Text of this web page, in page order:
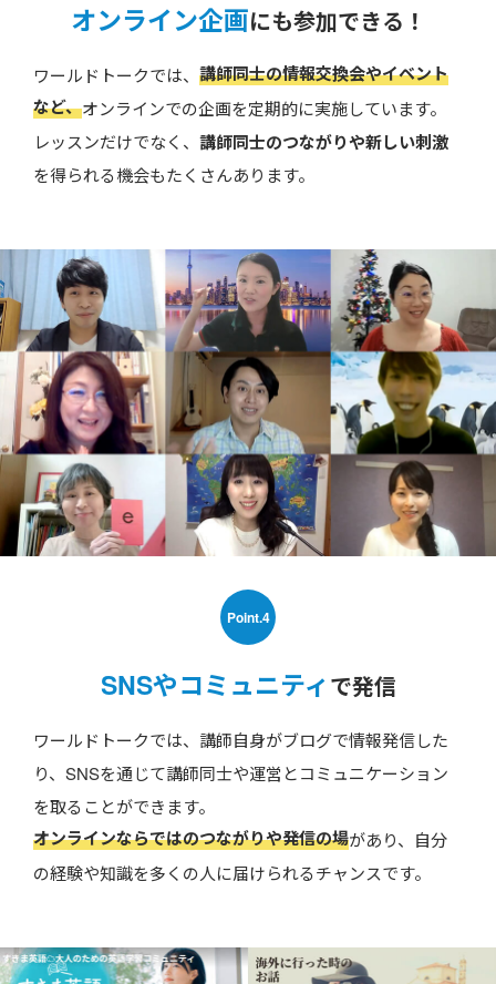
オンライン企画にも参加できる！
ワールドトークでは、 講師同士の情報交換会やイベント
など、オンラインでの企画を定期的に実施しています。
レッスンだけでなく、 講師同士のつながりや新しい刺激
を得られる機会もたくさんあります。
Point.4
SNSやコミュニティで発信
ワールドトークでは、講師自身がブログで情報発信した
り、SNSを通じて講師同士や運営とコミュニケーション
を取ることができます。
オンラインならではのつながりや発信の場があり、自分
の経験や知識を多くの人に届けられるチャンスです。